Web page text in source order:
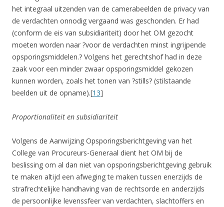
het integraal uitzenden van de camerabeelden de privacy van
de verdachten onnodig vergaand was geschonden. Er had
(conform de eis van subsidiariteit) door het OM gezocht
moeten worden naar ?voor de verdachten minst ingrijpende
opsporingsmiddelen.? Volgens het gerechtshof had in deze
zaak voor een minder zwaar opsporingsmiddel gekozen
kunnen worden, zoals het tonen van ?stills? (stilstaande
beelden uit de opname).[13]
Proportionaliteit en subsidiariteit
Volgens de Aanwijzing Opsporingsberichtgeving van het
College van Procureurs-Generaal dient het OM bij de
beslissing om al dan niet van opsporingsberichtgeving gebruik
te maken altijd een afweging te maken tussen enerzijds de
strafrechtelijke handhaving van de rechtsorde en anderzijds
de persoonlijke levenssfeer van verdachten, slachtoffers en